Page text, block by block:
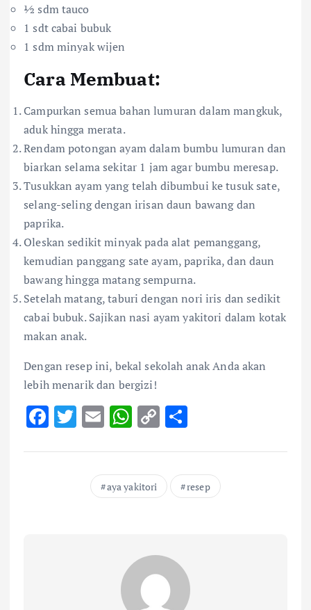
½ sdm tauco
1 sdt cabai bubuk
1 sdm minyak wijen
Cara Membuat:
Campurkan semua bahan lumuran dalam mangkuk,
aduk hingga merata.
Rendam potongan ayam dalam bumbu lumuran dan
biarkan selama sekitar 1 jam agar bumbu meresap.
Tusukkan ayam yang telah dibumbui ke tusuk sate,
selang-seling dengan irisan daun bawang dan
paprika.
Oleskan sedikit minyak pada alat pemanggang,
kemudian panggang sate ayam, paprika, dan daun
bawang hingga matang sempurna.
Setelah matang, taburi dengan nori iris dan sedikit
cabai bubuk. Sajikan nasi ayam yakitori dalam kotak
makan anak.
Dengan resep ini, bekal sekolah anak Anda akan
lebih menarik dan bergizi!
F
e
T
it
te
E
ai
l
W
at
s
A
p
C
p
y
Li
k
ar
e
aya yakitori resep